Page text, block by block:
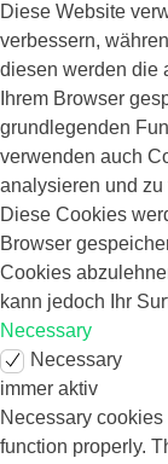
Diese Website
verbessern,
diesen werden die
Ihrem Browser
grundlegenden
verwenden auch
analysieren und
Diese Cookies
Browser
Cookies
kann jedoch Ihr
Necessary
Necessary
immer aktiv
Necessary
function properly.